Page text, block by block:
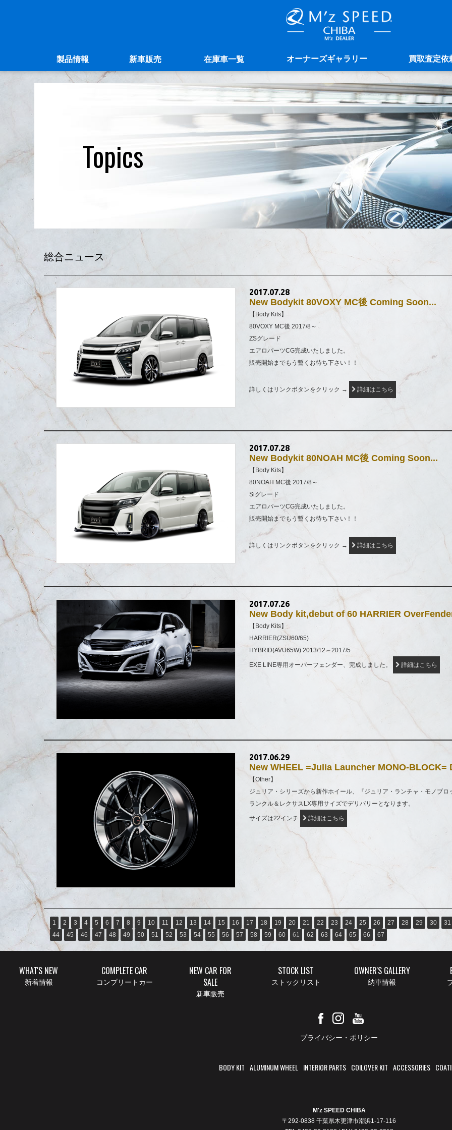
製品情報 新車販売 在庫車一覧 オーナーズギャラリー 買取査定依
Topics
総合ニュース
2017.07.28
New Bodykit 80VOXY MC後 Coming Soon...
【Body Kits】
80VOXY MC後 2017/8～
ZSグレード
エアロパーツCG完成いたしました。
販売開始までもう暫くお待ち下さい！！
詳しくはリンクボタンをクリック → 詳細はこちら
2017.07.28
New Bodykit 80NOAH MC後 Coming Soon...
【Body Kits】
80NOAH MC後 2017/8～
Siグレード
エアロパーツCG完成いたしました。
販売開始までもう暫くお待ち下さい！！
詳しくはリンクボタンをクリック → 詳細はこちら
2017.07.26
New Body kit,debut of 60 HARRIER
【Body Kits】
HARRIER(ZSU60/65)
HYBRID(AVU65W) 2013/12～2017/5
EXE LINE専用オーバーフェンダー、完成しました。 詳細はこちら
2017.06.29
New WHEEL =Julia Launcher MONO-BLOCK=
【Other】
ジュリア・シリーズから新作ホイール、『ジュリア・ランチャ・モノブロ
ランクル＆レクサスLX専用サイズでデリバリーとなります。
サイズは22インチ 詳細はこちら
1 2 3 4 5 6 7 8 9 10 11 12 13 14 15 16 17 18 19 20 21 22 23 24 25 26 27 28 29 30
31
44
45 46 47 48 49 50 51 52 53 54 55 56 57 58 59 60 61 62 63 64 65 66 67
WHAT'S NEW
新着情報
COMPLETE CAR
コンプリートカー
NEW CAR FOR
SALE
新車販売
STOCK LIST
ストックリスト
OWNER'S GALLERY
納車情報
プライバシー・ポリシー
BODY KIT ALUMINUM WHEEL INTERIOR PARTS COILOVER KIT ACCESSORIES
M'z SPEED CHIBA
〒292-0838 千葉県木更津市潮浜1-17-116